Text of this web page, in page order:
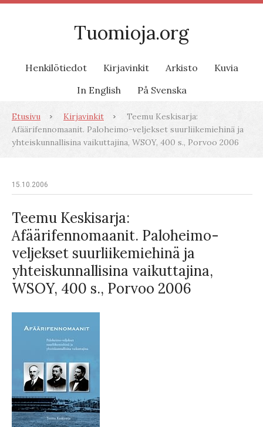
Tuomioja.org
Henkilötiedot Kirjavinkit Arkisto
Kuvia
In English
På Svenska
Etusivu Kirjavinkit
Teemu Keskisarja:
Afäärifennomaanit. Paloheimo-veljekset suurliikemiehinä ja
yhteiskunnallisina vaikuttajina, WSOY, 400 s., Porvoo 2006
15.10.2006
Teemu Keskisarja:
Afäärifennomaanit. Paloheimo-
veljekset suurliikemiehinä ja
yhteiskunnallisina vaikuttajina,
WSOY, 400 s., Porvoo 2006